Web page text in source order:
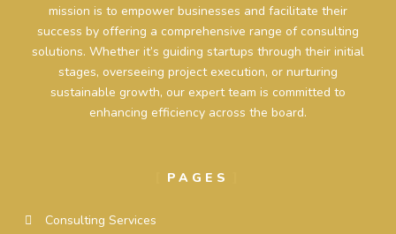
mission is to empower businesses and facilitate their
success by offering a comprehensive range of consulting
solutions. Whether it’s guiding startups through their initial
stages, overseeing project execution, or nurturing
sustainable growth, our expert team is committed to
enhancing efficiency across the board.
PAGES
Consulting Services